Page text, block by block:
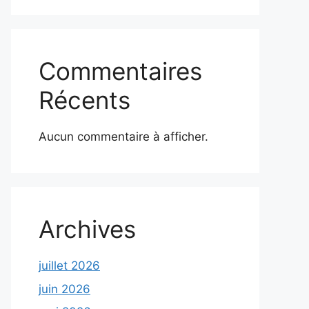
Commentaires
Récents
Aucun commentaire à afficher.
Archives
juillet 2026
juin 2026